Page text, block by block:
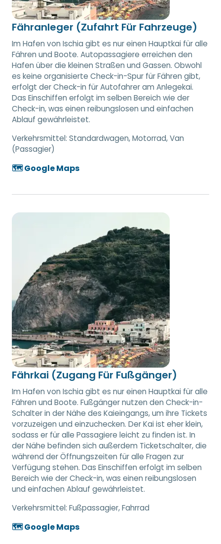
Fähranleger (Zufahrt Für Fahrzeuge)
Im Hafen von Ischia gibt es nur einen Hauptkai für alle
Fähren und Boote. Autopassagiere erreichen den
Hafen über die kleinen Straßen und Gassen. Obwohl
es keine organisierte Check-in-Spur für Fähren gibt,
erfolgt der Check-in für Autofahrer am Anlegekai.
Das Einschiffen erfolgt im selben Bereich wie der
Check-in, was einen reibungslosen und einfachen
Ablauf gewährleistet.
Verkehrsmittel: Standardwagen, Motorrad, Van
(Passagier)
🗺️ Google Maps
Fährkai (Zugang Für Fußgänger)
Im Hafen von Ischia gibt es nur einen Hauptkai für alle
Fähren und Boote. Fußgänger nutzen den Check-in-
Schalter in der Nähe des Kaieingangs, um ihre Tickets
vorzuzeigen und einzuchecken. Der Kai ist eher klein,
sodass er für alle Passagiere leicht zu finden ist. In
der Nähe befinden sich außerdem Ticketschalter, die
während der Öffnungszeiten für alle Fragen zur
Verfügung stehen. Das Einschiffen erfolgt im selben
Bereich wie der Check-in, was einen reibungslosen
und einfachen Ablauf gewährleistet.
Verkehrsmittel: Fußpassagier, Fahrrad
🗺️ Google Maps